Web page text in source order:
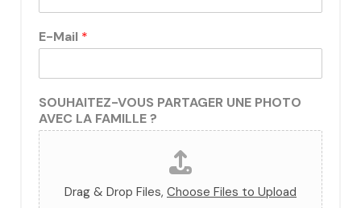
E-Mail *
SOUHAITEZ-VOUS PARTAGER UNE PHOTO
AVEC LA FAMILLE ?
Drag & Drop Files, Choose Files to Upload